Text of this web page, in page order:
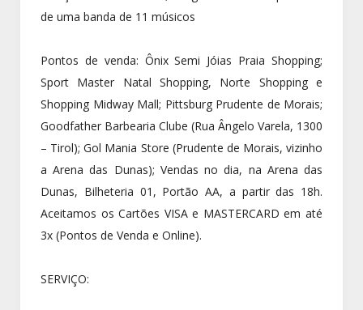
de uma banda de 11 músicos
Pontos de venda: Ônix Semi Jóias Praia Shopping;
Sport Master Natal Shopping, Norte Shopping e
Shopping Midway Mall; Pittsburg Prudente de Morais;
Goodfather Barbearia Clube (Rua Ângelo Varela, 1300
– Tirol); Gol Mania Store (Prudente de Morais, vizinho
a Arena das Dunas); Vendas no dia, na Arena das
Dunas, Bilheteria 01, Portão AA, a partir das 18h.
Aceitamos os Cartões VISA e MASTERCARD em até
3x (Pontos de Venda e Online).
SERVIÇO: